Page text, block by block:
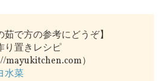
茹で方の参考にどうぞ】
り置きレシピ
mayukitchen.com）
水菜